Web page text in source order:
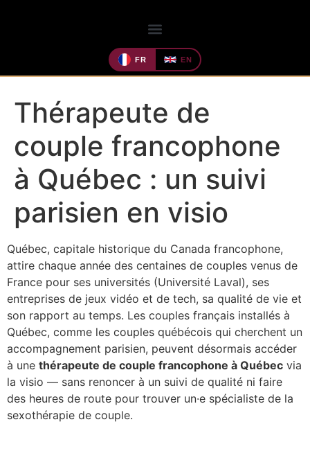
FR EN
Thérapeute de
couple francophone
à Québec : un suivi
parisien en visio
Québec, capitale historique du Canada francophone,
attire chaque année des centaines de couples venus de
France pour ses universités (Université Laval), ses
entreprises de jeux vidéo et de tech, sa qualité de vie et
son rapport au temps. Les couples français installés à
Québec, comme les couples québécois qui cherchent un
accompagnement parisien, peuvent désormais accéder
à une thérapeute de couple francophone à Québec via
la visio — sans renoncer à un suivi de qualité ni faire
des heures de route pour trouver un·e spécialiste de la
sexothérapie de couple.